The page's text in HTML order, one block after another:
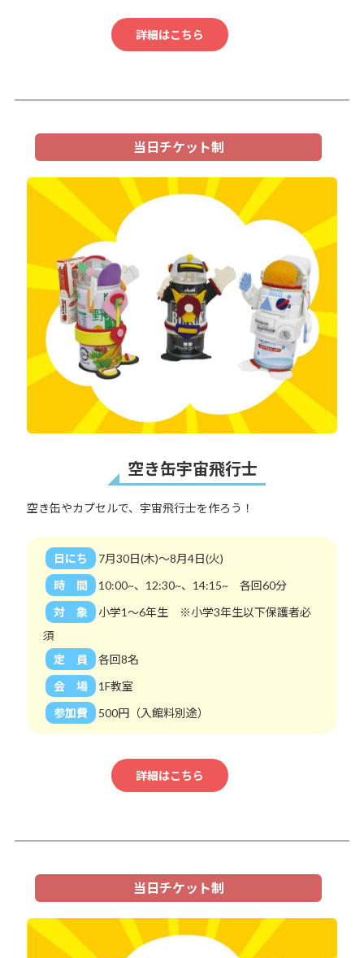
詳細はこちら
当日チケット制
空き缶宇宙飛行士
空き缶やカプセルで、宇宙飛行士を作ろう！
日にち
7月30日(木)～8月4日(火)
時 間
10:00~、12:30~、14:15~ 各回60分
対 象
小学1～6年生 ※小学3年生以下保護者必
須
定 員
各回8名
会 場
1F教室
参加費
500円（入館料別途）
詳細はこちら
当日チケット制